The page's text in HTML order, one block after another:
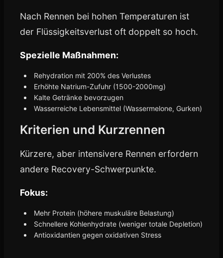
Nach Rennen bei hohen Temperaturen ist
der Flüssigkeitsverlust oft doppelt so hoch.
Spezielle Maßnahmen:
Rehydration mit 200% des Verlustes
Erhöhte Natrium-Zufuhr (1500-2000mg)
Kalte Getränke bevorzugen
Wasserreiche Lebensmittel (Wassermelone, Gurken)
Kriterien und Kurzrennen
Kürzere, aber intensivere Rennen erfordern
andere Recovery-Schwerpunkte.
Fokus:
Mehr Protein (höhere muskuläre Belastung)
Schnellere Kohlenhydrate (weniger totale Depletion)
Antioxidantien gegen oxidativen Stress